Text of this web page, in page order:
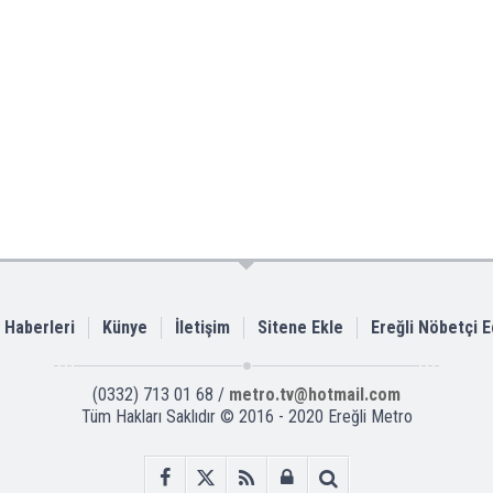
Haberleri Künye İletişim Sitene Ekle Ereğli Nöbetçi
(0332) 713 01 68 / metro.tv@hotmail.com
Tüm Hakları Saklıdır © 2016 - 2020 Ereğli Metro